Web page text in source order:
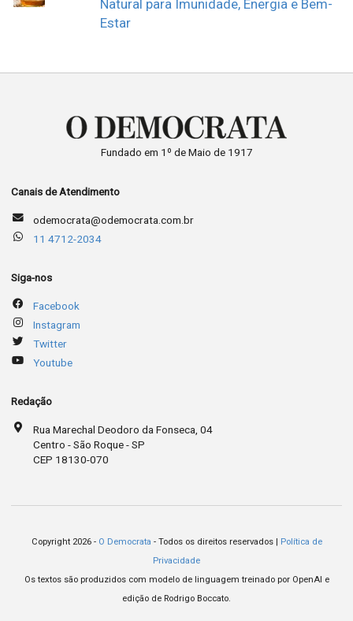
Natural para Imunidade, Energia e Bem-
Estar
Fundado em 1º de Maio de 1917
Canais de Atendimento
odemocrata@odemocrata.com.br
11 4712-2034
Siga-nos
Facebook
Instagram
Twitter
Youtube
Redação
Rua Marechal Deodoro da Fonseca, 04
Centro - São Roque - SP
CEP 18130-070
Copyright 2026 - O Democrata - Todos os direitos reservados | Política de
Privacidade
Os textos são produzidos com modelo de linguagem treinado por OpenAI e
edição de Rodrigo Boccato.